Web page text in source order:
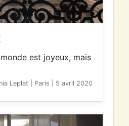
est joyeux, mais
Leplat | Paris | 5 avril 2020